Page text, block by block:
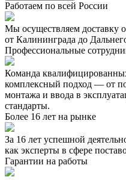
Работаем по всей России
Мы осуществляем доставку
от Калининграда до
Профессиональные
Команда
комплексный подход — от
монтажа и ввода в
стандарты.
Более 16 лет на рынке
За 16 лет успешной
как эксперты в сфере
Гарантии на работы